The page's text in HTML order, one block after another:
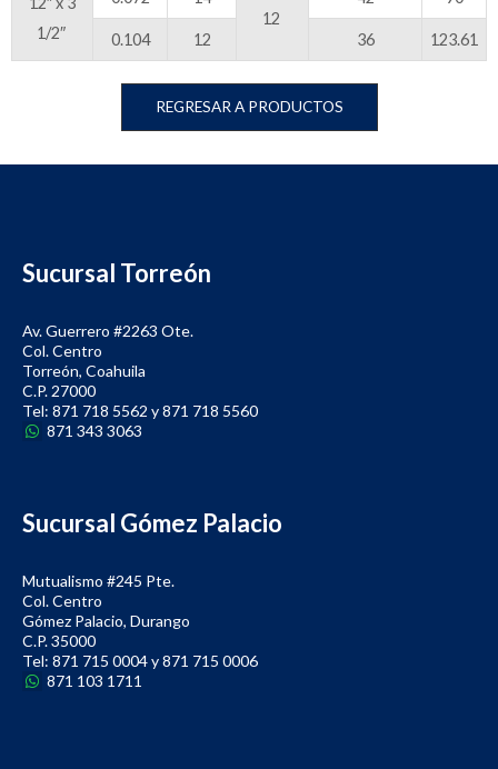
1/2″
12
0.104 12 36 123.61
REGRESAR A PRODUCTOS
Sucursal Torreón
Av. Guerrero #2263 Ote.
Col. Centro
Torreón, Coahuila
C.P. 27000
Tel: 871 718 5562 y 871 718 5560
871 343 3063
Sucursal Gómez Palacio
Mutualismo #245 Pte.
Col. Centro
Gómez Palacio, Durango
C.P. 35000
Tel: 871 715 0004 y 871 715 0006
871 103 1711